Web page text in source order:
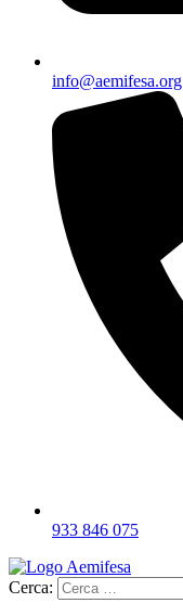
info@aemifesa.org
933 846 075
Cerca: